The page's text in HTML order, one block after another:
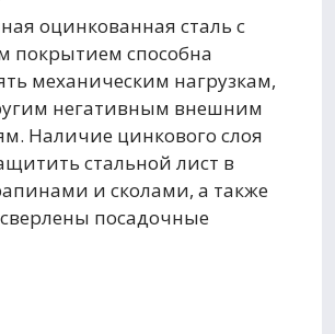
оцинкованная сталь с
покрытием способна
механическим нагрузкам,
негативным внешним
Наличие цинкового слоя
стальной лист в
и сколами, а также
посадочные